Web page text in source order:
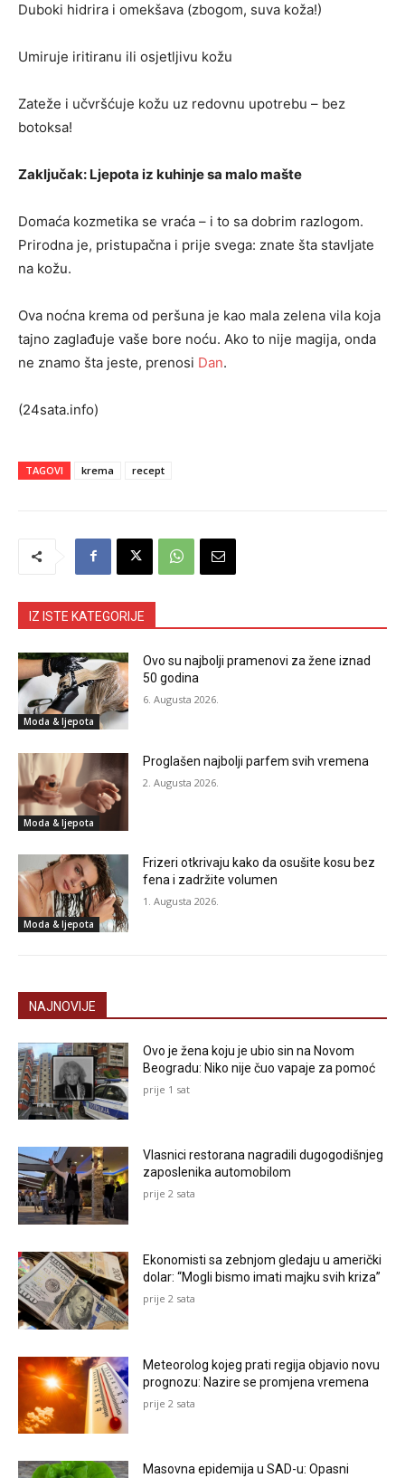
Duboki hidrira i omekšava (zbogom, suva koža!)
Umiruje iritiranu ili osjetljivu kožu
Zateže i učvršćuje kožu uz redovnu upotrebu – bez
botoksa!
Zaključak: Ljepota iz kuhinje sa malo mašte
Domaća kozmetika se vraća – i to sa dobrim razlogom.
Prirodna je, pristupačna i prije svega: znate šta stavljate
na kožu.
Ova noćna krema od peršuna je kao mala zelena vila koja
tajno zaglađuje vaše bore noću. Ako to nije magija, onda
ne znamo šta jeste, prenosi Dan.
(24sata.info)
TAGOVI krema recept
IZ ISTE KATEGORIJE
Moda & ljepota
Ovo su najbolji pramenovi za žene iznad
50 godina
6. Augusta 2026.
Moda & ljepota
Proglašen najbolji parfem svih vremena
2. Augusta 2026.
Moda & ljepota
Frizeri otkrivaju kako da osušite kosu bez
fena i zadržite volumen
1. Augusta 2026.
NAJNOVIJE
Ovo je žena koju je ubio sin na Novom
Beogradu: Niko nije čuo vapaje za pomoć
prije 1 sat
Vlasnici restorana nagradili dugogodišnjeg
zaposlenika automobilom
prije 2 sata
Ekonomisti sa zebnjom gledaju u američki
dolar: “Mogli bismo imati majku svih kriza”
prije 2 sata
Meteorolog kojeg prati regija objavio novu
prognozu: Nazire se promjena vremena
prije 2 sata
Masovna epidemija u SAD-u: Opasni